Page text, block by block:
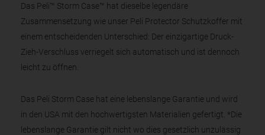
Das Peli™ Storm Case™ hat dieselbe legendäre
Zusammensetzung wie unser Peli Protector Schutzkoffer mit
einem entscheidenden Unterschied: Der einzigartige Druck-
Zieh-Verschluss verriegelt sich automatisch und ist dennoch
leicht zu öffnen.
Das Peli Storm Case hat eine lebenslange Garantie und wird
in den USA mit den hochwertigsten Materialien gefertigt. *Die
lebenslange Garantie gilt nicht wo dies gesetzlich unzulässig